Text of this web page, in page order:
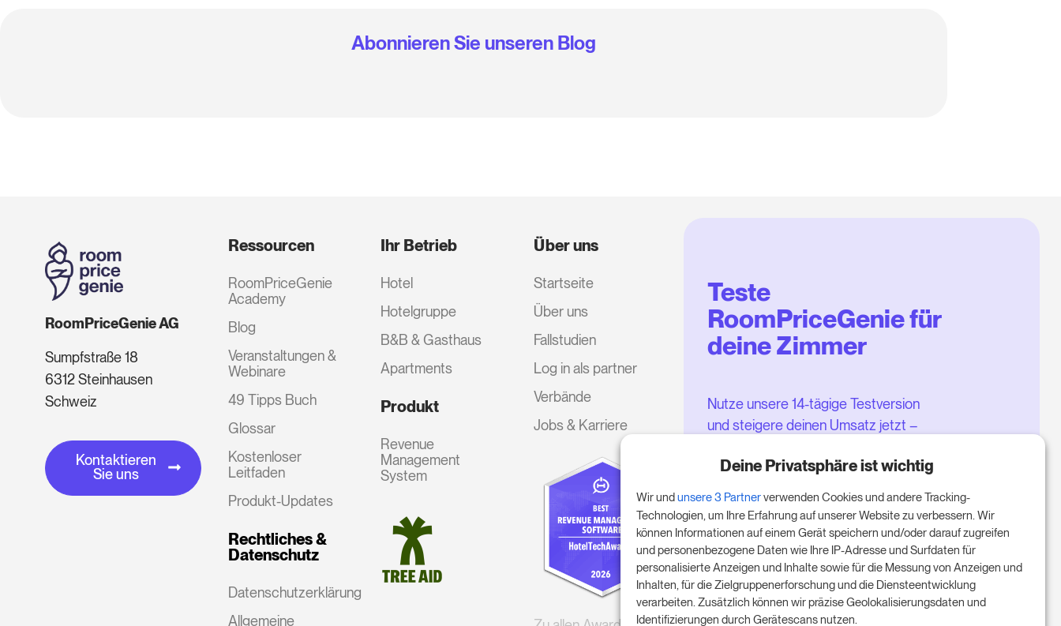
Abonnieren Sie unseren Blog
RoomPriceGenie AG
Sumpfstraße 18
6312 Steinhausen
Schweiz
Kontaktieren
Sie uns
Ressourcen
RoomPriceGenie
Academy
Blog
Veranstaltungen &
Webinare
49 Tipps Buch
Glossar
Kostenloser
Leitfaden
Produkt-Updates
Rechtliches &
Datenschutz
Datenschutzerklärung
Allgemeine
Ihr Betrieb
Hotel
Hotelgruppe
B&B & Gasthaus
Apartments
Produkt
Revenue
Management
System
Über uns
Startseite
Über uns
Fallstudien
Log in als partner
Verbände
Jobs & Karriere
Teste
RoomPriceGenie für
deine Zimmer
Nutze unsere 14-tägige Testversion
und steigere deinen Umsatz jetzt –
Buche einen Termin, um deine
kostenlose 14-tägige Testphase
zu starten.
Starte die kostenlose Testversion
Deine Privatsphäre ist wichtig
Wir undunsere 3 Partnerverwenden Cookies und andere Tracking-
Technologien, um Ihre Erfahrung auf unserer Website zu verbessern. Wir
können Informationen auf einem Gerät speichern und/oder darauf zugreifen
und personenbezogene Daten wie Ihre IP-Adresse und Surfdaten für
personalisierte Anzeigen und Inhalte sowie für die Messung von Anzeigen und
Inhalten, für die Zielgruppenerforschung und die Diensteentwicklung
verarbeiten. Zusätzlich können wir präzise Geolokalisierungsdaten und
Identifizierungen durch Gerätescans nutzen.